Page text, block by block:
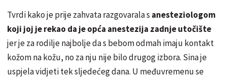
Tvrdi kako je prije zahvata razgovarala s anesteziologom
koji joj je rekao da je opća anestezija zadnje utočište
jer je za rodilje najbolje da s bebom odmah imaju kontakt
kožom na kožu, no za nju nije bilo drugog izbora. Sina je
uspjela vidjeti tek sljedećeg dana. U međuvremenu se